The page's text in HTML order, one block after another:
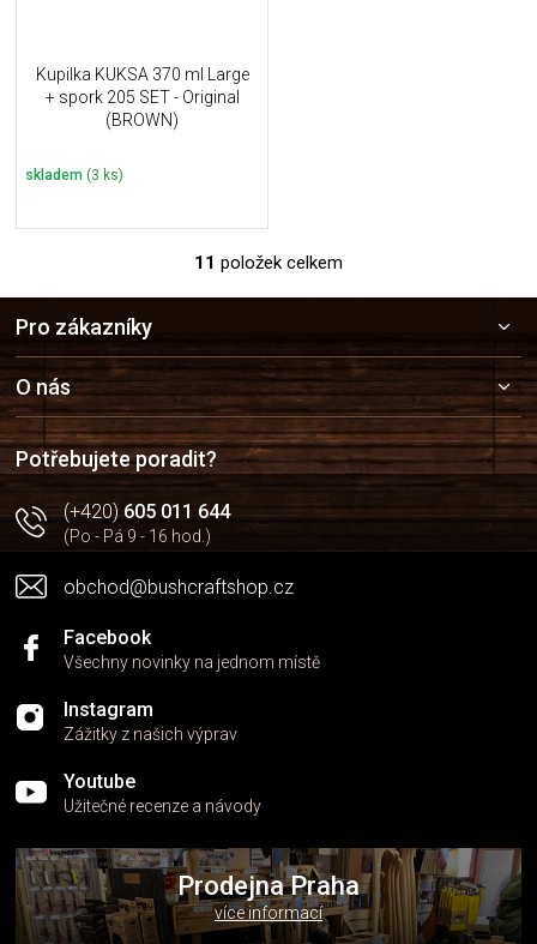
Kupilka KUKSA 370 ml Large
+ spork 205 SET - Original
(BROWN)
skladem (3 ks)
O
v
d
a
c
í
p
r
k
y
ý
s
11 položek celkem
a
t
í
Pro zákazníky
O nás
Potřebujete poradit?
(+420)605 011 644
(Po - Pá 9 - 16 hod.)
obchod@bushcraftshop.cz
Facebook
Všechny novinky na jednom místě
Instagram
Zážitky z našich výprav
Youtube
Užitečné recenze a návody
Prodejna Praha
více informací